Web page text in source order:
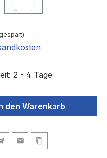
2 - 4 Tage
den
den Warenkorb